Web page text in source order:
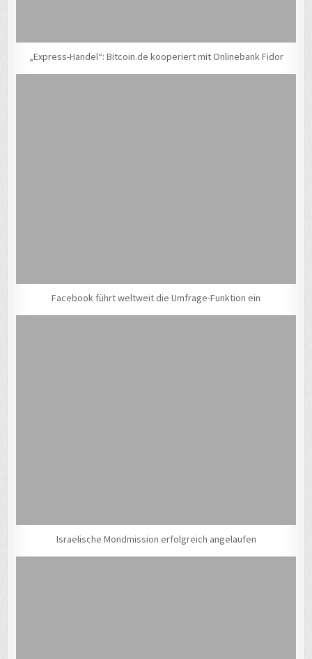
„Express-Handel“: Bitcoin.de kooperiert mit Onlinebank Fidor
Facebook führt weltweit die Umfrage-Funktion ein
Israelische Mondmission erfolgreich angelaufen